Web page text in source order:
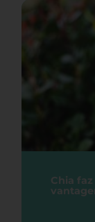
Chia